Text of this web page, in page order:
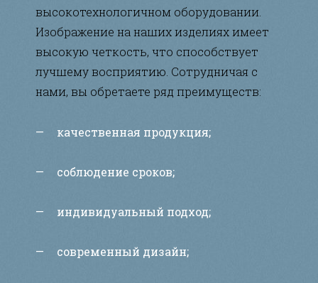
высокотехнологичном оборудовании.
Изображение на наших изделиях имеет
высокую четкость, что способствует
лучшему восприятию. Сотрудничая с
нами, вы обретаете ряд преимуществ:
качественная продукция;
соблюдение сроков;
индивидуальный подход;
современный дизайн;